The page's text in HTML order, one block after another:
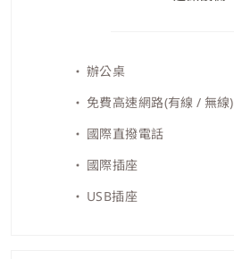
辦公桌
免費高速網路(有線 / 無線)
國際直撥電話
國際插座
USB插座